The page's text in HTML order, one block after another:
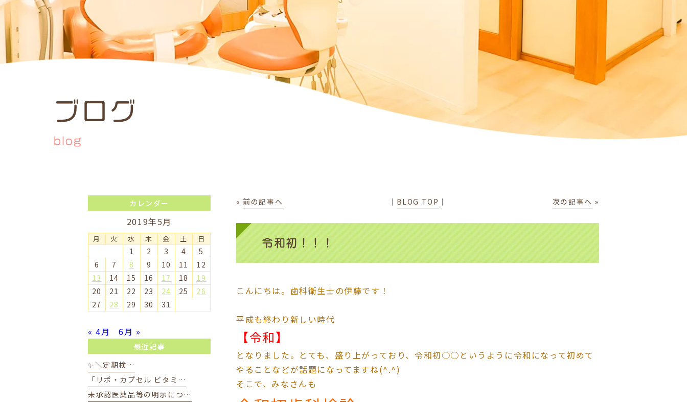
ブログ
blog
« 前の記事へ │ BLOG TOP │ 次の記事へ »
令和初！！！
こんにちは。歯科衛生士の伊藤です！
平成も終わり新しい時代
【令和】
となりました。とても、盛り上がっており、令和初○○というように令和になって初めて
やることなどが話題になってますね(^.^)
そこで、みなさんも
カレンダー
2019年5月
月 火 水 木 金 土 日
1 2 3 4
5
6
7 8 9 10 11
12
13
14 15 16 17 18
19
20
21 22 23 24 25
26
27
28 29 30 31
« 4月 6月 »
最近記事
✨＼定期検…
「リポ・カプセル ビタミ…
未承認医薬品等の明示につ…